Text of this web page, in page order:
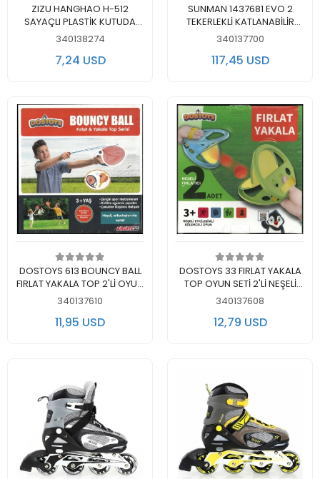
Add to cart
ZIZU HANGHAO H-512
SAYAÇLI PLASTİK KUTUDA
ATLAMA İPİ
340138274
7,24 USD
Add to cart
SUNMAN 1437681 EVO 2
TEKERLEKLİ KATLANABİLİR
FLEXI SCOOTER KIRMIZI 8+
340137700
117,45 USD
Add to cart
DOSTOYS 613 BOUNCY BALL
FIRLAT YAKALA TOP 2'Lİ OYUN
SETİ KUTULU 3+
340137610
11,95 USD
Add to cart
DOSTOYS 33 FIRLAT YAKALA
TOP OYUN SETİ 2'Lİ NEŞELİ
FIRLATICI KUTULU 3+
340137608
12,79 USD